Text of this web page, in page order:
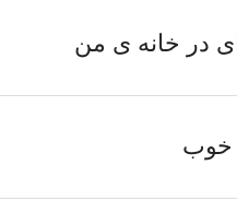
در خانه ی من
خوب